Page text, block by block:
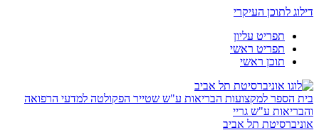
דילוג לתוכן העיקרי
תפריט עליון
תפריט ראשי
תוכן ראשי
בית הספר למקצועות הבריאות ע"ש שטייר הפקולטה למדעי הרפואה
והבריאות ע"ש גריי
אוניברסיטת תל אביב